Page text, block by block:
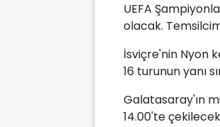
UEFA
olacak.
İsviçre'nin Nyon
16 turunun yanı
Galatasaray'ın
14.00'te